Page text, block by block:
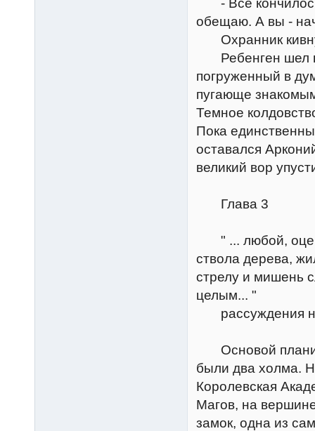
- Все
обещаю. А вы -
Охранник
Ребенген шел в
погруженный в
пугающе
Темное
Пока
оставался
великий вор
Глава 3
" ... любой,
ствола дерева,
стрелу и мишень
целым... "
рассуждения
Основой
были два холма.
Королевская
Магов, на
замок, одна из